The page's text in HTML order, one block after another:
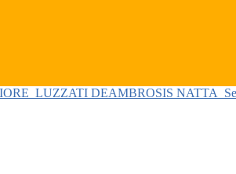
LUZZATI DEAMBROSIS NATTA